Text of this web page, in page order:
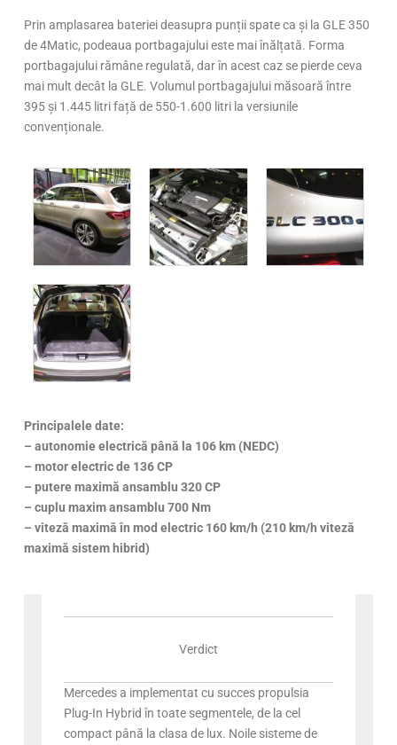
Prin amplasarea bateriei deasupra punții spate ca și la GLE 350
de 4Matic, podeaua portbagajului este mai înălțată. Forma
portbagajului rămâne regulată, dar în acest caz se pierde ceva
mai mult decât la GLE. Volumul portbagajului măsoară între
395 și 1.445 litri față de 550-1.600 litri la versiunile
convenționale.
Principalele date:
– autonomie electrică până la 106 km (NEDC)
– motor electric de 136 CP
– putere maximă ansamblu 320 CP
– cuplu maxim ansamblu 700 Nm
– viteză maximă în mod electric 160 km/h (210 km/h viteză
maximă sistem hibrid)
Verdict
Mercedes a implementat cu succes propulsia
Plug-In Hybrid în toate segmentele, de la cel
compact până la clasa de lux. Noile sisteme de